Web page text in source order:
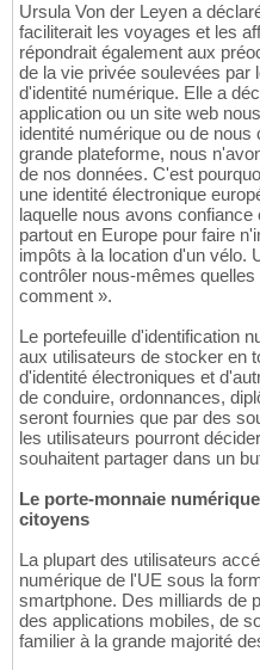
Ursula Von der Leyen a
faciliterait les voyages et les
répondrait également aux
de la vie privée soulevées
d'identité numérique. Elle a
application ou un site web
identité numérique ou de
grande plateforme, nous
de nos données. C'est
une identité électronique
laquelle nous avons
partout en Europe pour faire
impôts à la location d'un vélo.
contrôler nous-mêmes
comment ».
Le portefeuille d'identification
aux utilisateurs de stocker en
d'identité électroniques et
de conduire, ordonnances,
seront fournies que par des
les utilisateurs pourront
souhaitent partager dans un
Le porte-monnaie
citoyens
La plupart des utilisateurs
numérique de l'UE sous la
smartphone. Des milliards de
des applications mobiles, de
familier à la grande majorité